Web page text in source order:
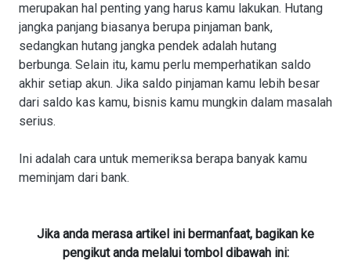
merupakan hal penting yang harus kamu lakukan. Hutang
jangka panjang biasanya berupa pinjaman bank,
sedangkan hutang jangka pendek adalah hutang
berbunga. Selain itu, kamu perlu memperhatikan saldo
akhir setiap akun. Jika saldo pinjaman kamu lebih besar
dari saldo kas kamu, bisnis kamu mungkin dalam masalah
serius.
Ini adalah cara untuk memeriksa berapa banyak kamu
meminjam dari bank.
Jika anda merasa artikel ini bermanfaat, bagikan ke
pengikut anda melalui tombol dibawah ini: